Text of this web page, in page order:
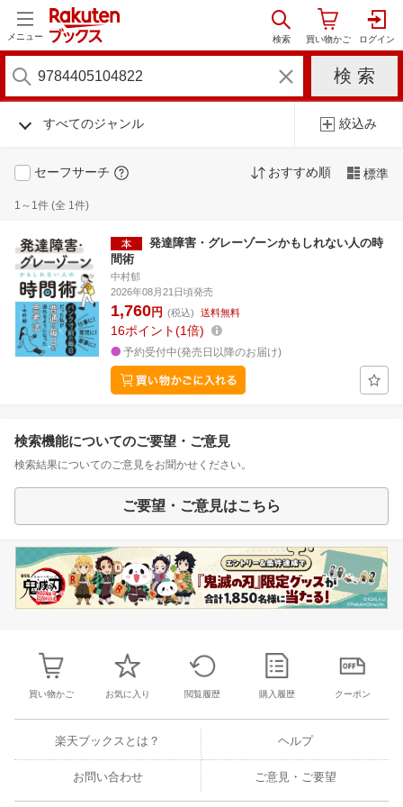
メニュー
すべてのジャンル 絞込み
セーフサーチ おすすめ順 標準
1～1件 (全 1件)
発達障害・グレーゾーンかもしれない人の時
間術
中村郁
2026年08月21日頃発売
1,760円 (税込) 送料無料
16ポイント 1倍
予約受付中(発売日以降のお届け)
検索機能についてのご要望・ご意見
検索結果についてのご意見をお聞かせください。
ご要望・ご意見はこちら
買い物かご お気に入り 閲覧履歴 購入履歴 クーポン
楽天ブックスとは？ ヘルプ
お問い合わせ ご意見・ご要望